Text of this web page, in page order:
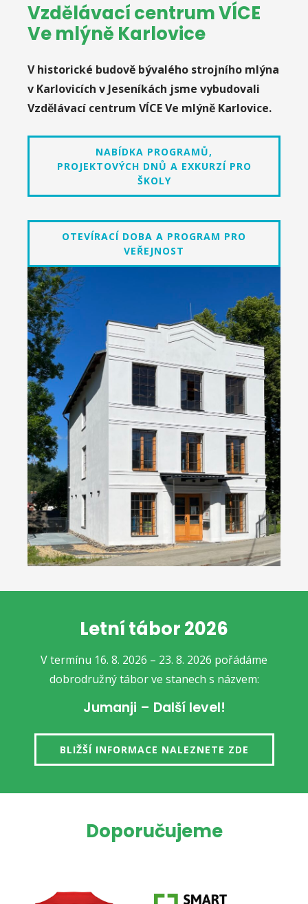
Vzdělávací centrum VÍCE
Ve mlýně Karlovice
V historické budově bývalého strojního mlýna
v Karlovicích v Jeseníkách jsme vybudovali
Vzdělávací centrum VÍCE Ve mlýně Karlovice.
NABÍDKA PROGRAMŮ,
PROJEKTOVÝCH DNŮ A EXKURZÍ PRO
ŠKOLY
OTEVÍRACÍ DOBA A PROGRAM PRO
VEŘEJNOST
Letní tábor 2026
V termínu 16. 8. 2026 – 23. 8. 2026 pořádáme
dobrodružný tábor ve stanech s názvem:
Jumanji – Další level!
BLIŽŠÍ INFORMACE NALEZNETE ZDE
Doporučujeme